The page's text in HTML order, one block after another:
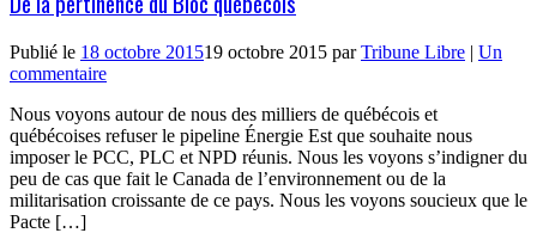
Publié le 18 octobre 201519 octobre 2015 parTribune Libre | Un
commentaire
Nous voyons autour de nous des milliers de québécois et
québécoises refuser le pipeline Énergie Est que souhaite nous
imposer le PCC, PLC et NPD réunis. Nous les voyons s’indigner du
peu de cas que fait le Canada de l’environnement ou de la
militarisation croissante de ce pays. Nous les voyons soucieux que le
Pacte […]